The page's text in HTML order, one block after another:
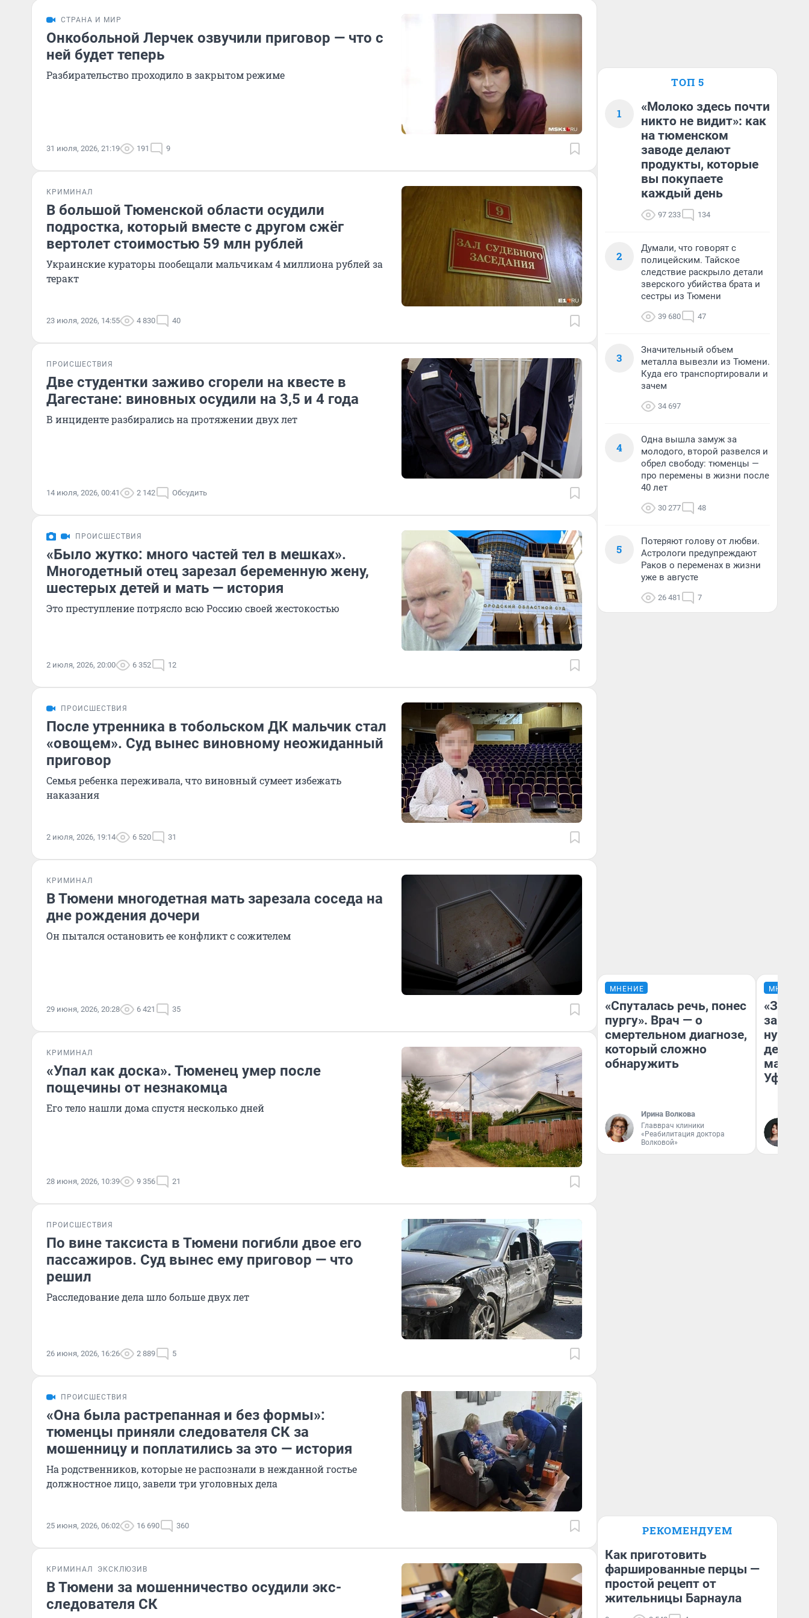
СТРАНА И МИР
Онкобольной Лерчек озвучили приговор — что с
ней будет теперь
Разбирательство проходило в закрытом режиме
31 июля, 2026, 21:19 191 9
КРИМИНАЛ
В большой Тюменской области осудили
подростка, который вместе с другом сжёг
вертолет стоимостью 59 млн рублей
Украинские кураторы пообещали мальчикам 4 миллиона рублей за
теракт
23 июля, 2026, 14:55 4 830 40
ПРОИСШЕСТВИЯ
Две студентки заживо сгорели на квесте в
Дагестане: виновных осудили на 3,5 и 4 года
В инциденте разбирались на протяжении двух лет
14 июля, 2026, 00:41 2 142 Обсудить
ПРОИСШЕСТВИЯ
«Было жутко: много частей тел в мешках».
Многодетный отец зарезал беременную жену,
шестерых детей и мать — история
Это преступление потрясло всю Россию своей жестокостью
2 июля, 2026, 20:00 6 352 12
ПРОИСШЕСТВИЯ
После утренника в тобольском ДК мальчик стал
«овощем». Суд вынес виновному неожиданный
приговор
Семья ребенка переживала, что виновный сумеет избежать
наказания
2 июля, 2026, 19:14 6 520 31
КРИМИНАЛ
В Тюмени многодетная мать зарезала соседа на
дне рождения дочери
Он пытался остановить ее конфликт с сожителем
29 июня, 2026, 20:28 6 421 35
КРИМИНАЛ
«Упал как доска». Тюменец умер после
пощечины от незнакомца
Его тело нашли дома спустя несколько дней
28 июня, 2026, 10:39 9 356 21
ПРОИСШЕСТВИЯ
По вине таксиста в Тюмени погибли двое его
пассажиров. Суд вынес ему приговор — что
решил
Расследование дела шло больше двух лет
26 июня, 2026, 16:26 2 889 5
ПРОИСШЕСТВИЯ
«Она была растрепанная и без формы»:
тюменцы приняли следователя СК за
мошенницу и поплатились за это — история
На родственников, которые не распознали в нежданной гостье
должностное лицо, завели три уголовных дела
25 июня, 2026, 06:02 16 690 360
КРИМИНАЛ ЭКСКЛЮЗИВ
В Тюмени за мошенничество осудили экс-
следователя СК
ТОП 5
1
«Молоко здесь почти
никто не видит»: как
на тюменском
заводе делают
продукты, которые
вы покупаете
каждый день
97 233 134
2
Думали, что говорят с
полицейским. Тайское
следствие раскрыло детали
зверского убийства брата и
сестры из Тюмени
39 680 47
3
Значительный объем
металла вывезли из Тюмени.
Куда его транспортировали и
зачем
34 697
4
Одна вышла замуж за
молодого, второй развелся и
обрел свободу: тюменцы —
про перемены в жизни после
40 лет
30 277 48
5
Потеряют голову от любви.
Астрологи предупреждают
Раков о переменах в жизни
уже в августе
26 481 7
МНЕНИЕ
«Спуталась речь, понес
пургу». Врач — о
смертельном диагнозе,
который сложно
обнаружить
Ирина Волкова
Главврач клиники
«Реабилитация доктора
Волковой»
МНЕНИЕ
дела с
Уфа
РЕКОМЕНДУЕМ
Как приготовить
фаршированные перцы —
простой рецепт от
жительницы Барнаула